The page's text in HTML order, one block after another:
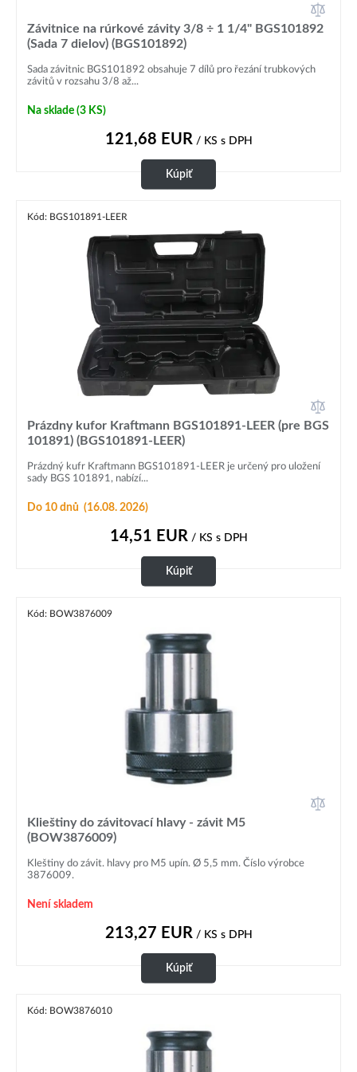
Závitnice na rúrkové závity 3/8 ÷ 1 1/4" BGS101892
(Sada 7 dielov) (BGS101892)
Sada závitnic BGS101892 obsahuje 7 dílů pro řezání trubkových
závitů v rozsahu 3/8 až...
Na sklade (3 KS)
121,68 EUR/ KS s DPH
Kúpiť
Kód: BGS101891-LEER
Prázdny kufor Kraftmann BGS101891-LEER (pre BGS
101891) (BGS101891-LEER)
Prázdný kufr Kraftmann BGS101891-LEER je určený pro uložení
sady BGS 101891, nabízí...
Do 10 dnů (16.08. 2026)
14,51 EUR/ KS s DPH
Kúpiť
Kód: BOW3876009
Klieštiny do závitovací hlavy - závit M5
(BOW3876009)
Kleštiny do závit. hlavy pro M5 upín. Ø 5,5 mm. Číslo výrobce
3876009.
Není skladem
213,27 EUR/ KS s DPH
Kúpiť
Kód: BOW3876010